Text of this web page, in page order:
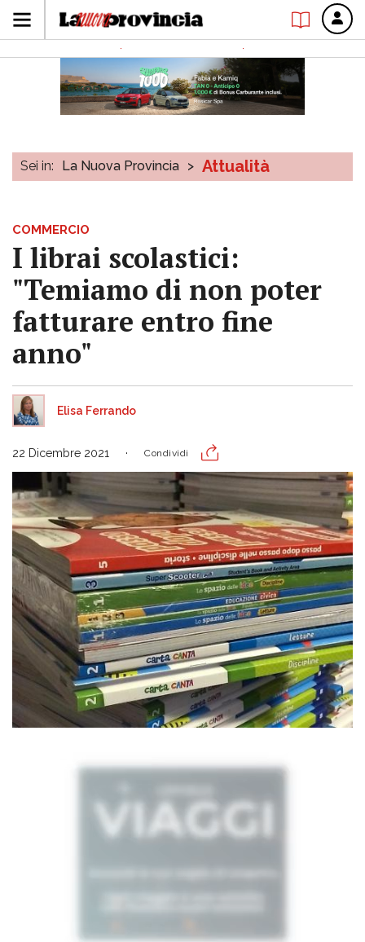
Sei in: La Nuova Provincia > Attualità
COMMERCIO
I librai scolastici:
"Temiamo di non poter
fatturare entro fine
anno"
Elisa Ferrando
22 Dicembre 2021 Condividi